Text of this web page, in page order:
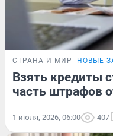
СТРАНА И МИР НОВЫЕ
Взять кредиты
часть штрафов
1 июля, 2026, 06:00 407